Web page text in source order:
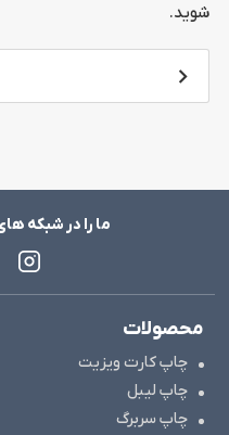
شوید.
ما را در شبکه
محصولات
چاپ کارت ویزیت
چاپ لیبل
چاپ سربرگ